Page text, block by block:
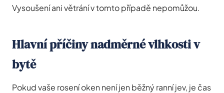
Vysoušení ani větrání v tomto případě nepomůžou.
Hlavní příčiny nadměrné vlhkosti v
bytě
Pokud vaše rosení oken není jen běžný ranní jev, je čas